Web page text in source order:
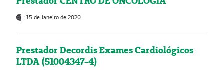
15 de Janeiro de 2020
Prestador Decordis Exames Cardiológicos
LTDA (51004347-4)